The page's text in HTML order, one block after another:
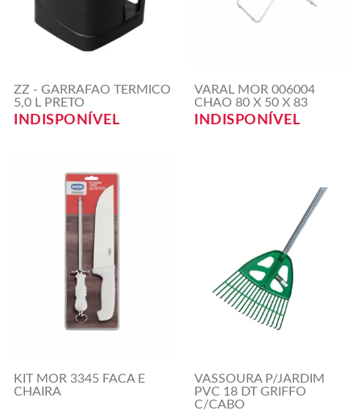
ZZ - GARRAFAO TERMICO
5,0 L PRETO
INDISPONÍVEL
VARAL MOR 006004
CHAO 80 X 50 X 83
INDISPONÍVEL
KIT MOR 3345 FACA E
CHAIRA
VASSOURA P/JARDIM
PVC 18 DT GRIFFO
C/CABO